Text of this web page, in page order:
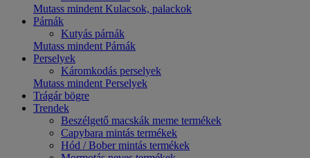
Mutass mindent Kulacsok, palackok
Párnák
Kutyás párnák
Mutass mindent Párnák
Perselyek
Káromkodás perselyek
Mutass mindent Perselyek
Trágár bögre
Trendek
Beszélgető macskák meme termékek
Capybara mintás termékek
Hód / Bober mintás termékek